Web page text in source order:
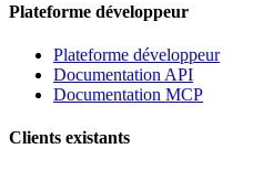
Plateforme développeur
Plateforme développeur
Documentation API
Documentation MCP
Clients existants